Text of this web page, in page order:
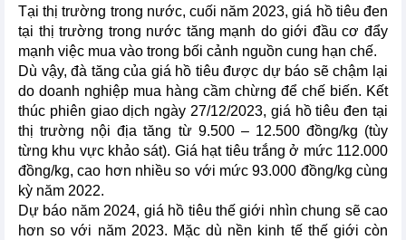
Tại thị trường trong nước, cuối năm 2023, giá hồ tiêu đen
tại thị trường trong nước tăng mạnh do giới đầu cơ đẩy
mạnh việc mua vào trong bối cảnh nguồn cung hạn chế.
Dù vậy, đà tăng của giá hồ tiêu được dự báo sẽ chậm lại
do doanh nghiệp mua hàng cầm chừng để chế biến. Kết
thúc phiên giao dịch ngày 27/12/2023, giá hồ tiêu đen tại
thị trường nội địa tăng từ 9.500 – 12.500 đồng/kg (tùy
từng khu vực khảo sát). Giá hạt tiêu trắng ở mức 112.000
đồng/kg, cao hơn nhiều so với mức 93.000 đồng/kg cùng
kỳ năm 2022.
Dự báo năm 2024, giá hồ tiêu thế giới nhìn chung sẽ cao
hơn so với năm 2023. Mặc dù nền kinh tế thế giới còn